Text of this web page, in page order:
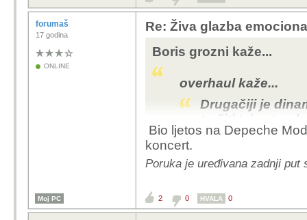
forumaš
17 godina
ONLINE
Re: Živa glazba
Boris grozni kaže...
overhaul kaže...
Drugačiji je
tražiti taj setup
No, i bilo što live
nebi dvaput
Čak i ista
djeluje
Bio ljetos na Depeche
koncert.
Poruka je uređivana zadnji put
Moj PC 2 0 HVALA 0